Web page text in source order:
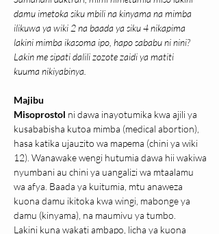
damu imetoka siku mbili na kinyama na mimba
ilikuwa ya wiki 2 na baada ya siku 4 nikapima
lakini mimba ikasoma ipo, hapo sababu ni nini?
Lakin me sipati dalili zozote zaidi ya matiti
kuuma nikiyabinya.
Majibu
Misoprostol ni dawa inayotumika kwa ajili ya
kusababisha kutoa mimba (medical abortion),
hasa katika ujauzito wa mapema (chini ya wiki
12). Wanawake wengi hutumia dawa hii wakiwa
nyumbani au chini ya uangalizi wa mtaalamu
wa afya. Baada ya kuitumia, mtu anaweza
kuona damu ikitoka kwa wingi, mabonge ya
damu (kinyama), na maumivu ya tumbo.
Lakini kuna wakati ambapo, licha ya kuona